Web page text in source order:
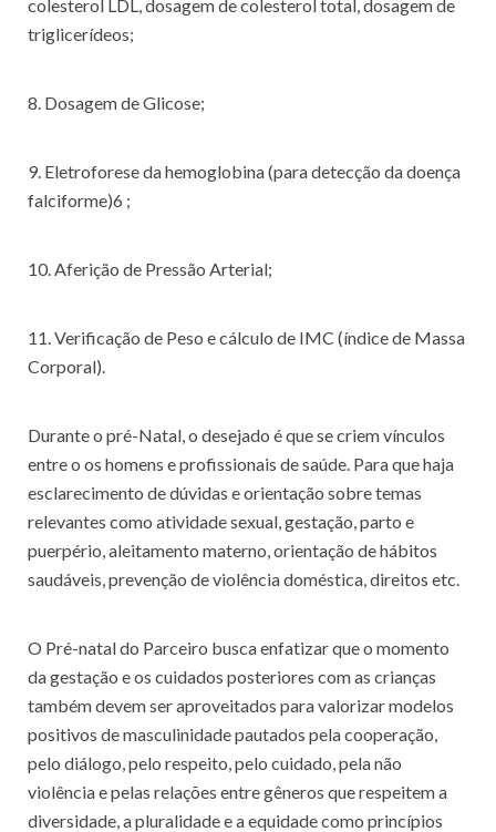
colesterol LDL, dosagem de colesterol total, dosagem de
triglicerídeos;
8. Dosagem de Glicose;
9. Eletroforese da hemoglobina (para detecção da doença
falciforme)6 ;
10. Aferição de Pressão Arterial;
11. Verificação de Peso e cálculo de IMC (índice de Massa
Corporal).
Durante o pré-Natal, o desejado é que se criem vínculos
entre o os homens e profissionais de saúde. Para que haja
esclarecimento de dúvidas e orientação sobre temas
relevantes como atividade sexual, gestação, parto e
puerpério, aleitamento materno, orientação de hábitos
saudáveis, prevenção de violência doméstica, direitos etc.
O Pré-natal do Parceiro busca enfatizar que o momento
da gestação e os cuidados posteriores com as crianças
também devem ser aproveitados para valorizar modelos
positivos de masculinidade pautados pela cooperação,
pelo diálogo, pelo respeito, pelo cuidado, pela não
violência e pelas relações entre gêneros que respeitem a
diversidade, a pluralidade e a equidade como princípios